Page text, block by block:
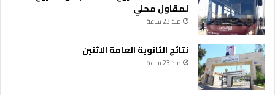
لمقاول محلي
منذ 23 ساعة
نتائج الثانوية العامة الاثنين
منذ 23 ساعة